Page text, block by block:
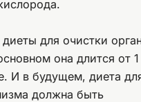
для очистки
она длится от 1
И в будущем, диета
должна быть